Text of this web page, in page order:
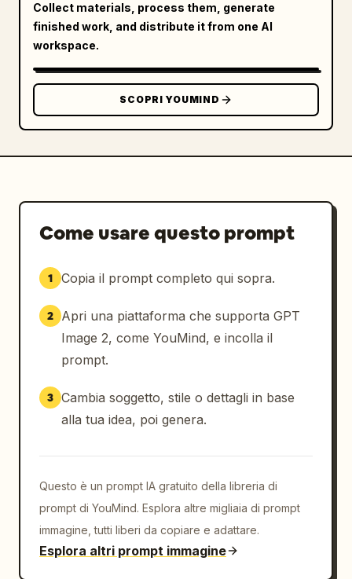
Collect materials, process them, generate
finished work, and distribute it from one AI
workspace.
SCOPRI YOUMIND
Come usare questo prompt
1 Copia il prompt completo qui sopra.
2
Apri una piattaforma che supporta GPT
Image 2, come YouMind, e incolla il
prompt.
3 Cambia soggetto, stile o dettagli in base
alla tua idea, poi genera.
Questo è un prompt IA gratuito della libreria di
prompt di YouMind. Esplora altre migliaia di prompt
immagine, tutti liberi da copiare e adattare.
Esplora altri prompt immagine